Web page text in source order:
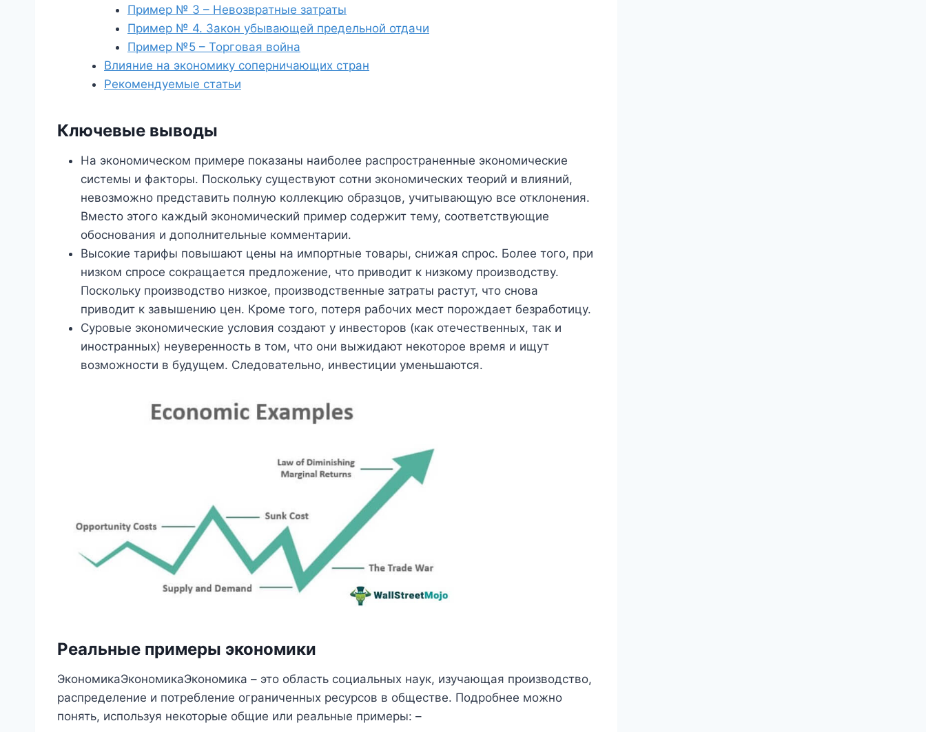
Пример № 3 – Невозвратные затраты
Пример № 4. Закон убывающей предельной отдачи
Пример №5 – Торговая война
Влияние на экономику соперничающих стран
Рекомендуемые статьи
Ключевые выводы
На экономическом примере показаны наиболее распространенные экономические
системы и факторы. Поскольку существуют сотни экономических теорий и влияний,
невозможно представить полную коллекцию образцов, учитывающую все отклонения.
Вместо этого каждый экономический пример содержит тему, соответствующие
обоснования и дополнительные комментарии.
Высокие тарифы повышают цены на импортные товары, снижая спрос. Более того, при
низком спросе сокращается предложение, что приводит к низкому производству.
Поскольку производство низкое, производственные затраты растут, что снова
приводит к завышению цен. Кроме того, потеря рабочих мест порождает безработицу.
Суровые экономические условия создают у инвесторов (как отечественных, так и
иностранных) неуверенность в том, что они выжидают некоторое время и ищут
возможности в будущем. Следовательно, инвестиции уменьшаются.
Реальные примеры экономики
ЭкономикаЭкономикаЭкономика – это область социальных наук, изучающая производство,
распределение и потребление ограниченных ресурсов в обществе. Подробнее можно
понять, используя некоторые общие или реальные примеры: –